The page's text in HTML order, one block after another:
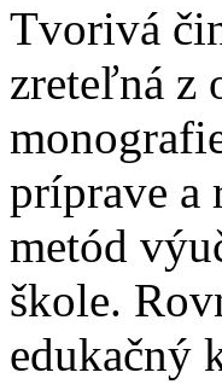
Tvorivá
zreteľná z
príprave a
metód
škole.
edukačný